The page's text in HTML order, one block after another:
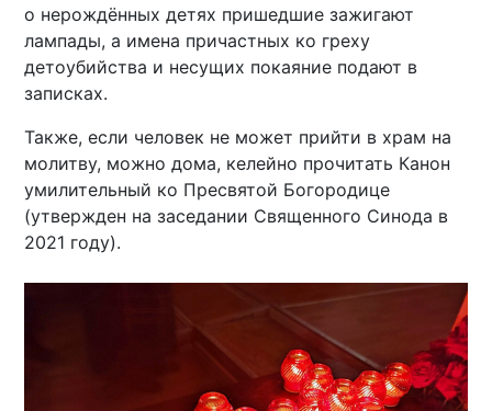
о нерождённых детях пришедшие зажигают
лампады, а имена причастных ко греху
детоубийства и несущих покаяние подают в
записках.
Также, если человек не может прийти в храм на
молитву, можно дома, келейно прочитать Канон
умилительный ко Пресвятой Богородице
(утвержден на заседании Священного Синода в
2021 году).